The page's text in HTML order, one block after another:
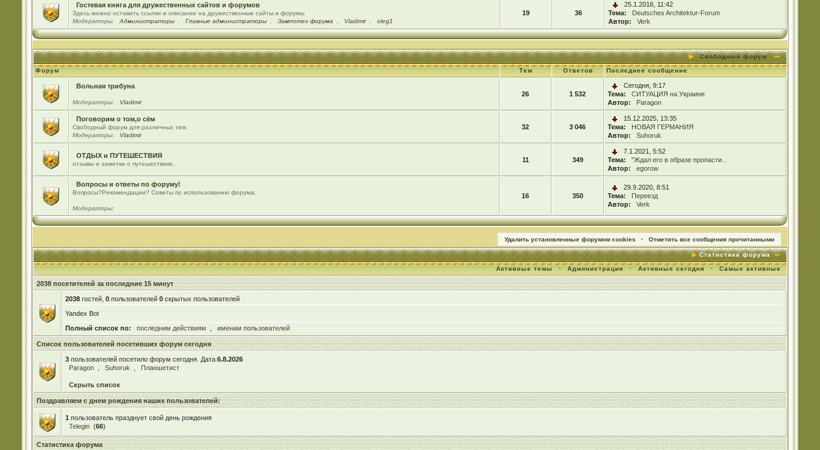
Гостевая книга для дружественных сайтов и форумов
Здесь можно оставить ссылки и описание на дружественные сайты и форумы
Модераторы:
Администраторы Главные администраторы Зампотех форума Vladimir oleg1
19 36
25.1.2016, 11:42
Тема:
Deutsches Architektur-Forum
Автор:
Verk
Свободный форум
Форум Тем Ответов Последнее сообщение
Вольная трибуна
Модераторы: Vladimir
26 1 532
Сегодня, 9:17
Тема:
СИТУАЦИЯ на Украине
Автор:
Paragon
Поговорим о том,о сём
Свободный форум для различных тем.
Модераторы:
Vladimir
32 3 046
15.12.2025, 13:35
Тема:
НОВАЯ ГЕРМАНИЯ
Автор:
Suhoruk
ОТДЫХ и ПУТЕШЕСТВИЯ
отзывы и заметки о путешествиях.
11 349
7.1.2021, 5:52
Тема:
"Ждал его в образе пропасти...
Автор:
egorow
Вопросы и ответы по форуму!
Вопросы?Рекомендации? Советы по использованию форума.
Модераторы:
16 350
29.9.2020, 8:51
Тема:
Переезд
Автор:
Verk
Удалить установленные форумом cookies · Отметить все сообщения прочитанными
Статистика форума
Активные темы · Администрация · Активные сегодня · Самые активные
2038 посетителей за последние 15 минут
2038гостей, 0пользователей 0скрытых пользователей
Yandex Bot
Полный список по:
последним действиям именам пользователей
Список пользователей посетивших форум сегодня
3пользователей посетило форум сегодня. Дата:6.8.2026
Paragon
Suhoruk Планшетист
Скрыть список
Поздравляем с днем рождения наших пользователей:
1 пользователь празднует свой день рождения
Telegin (66)
Статистика форума